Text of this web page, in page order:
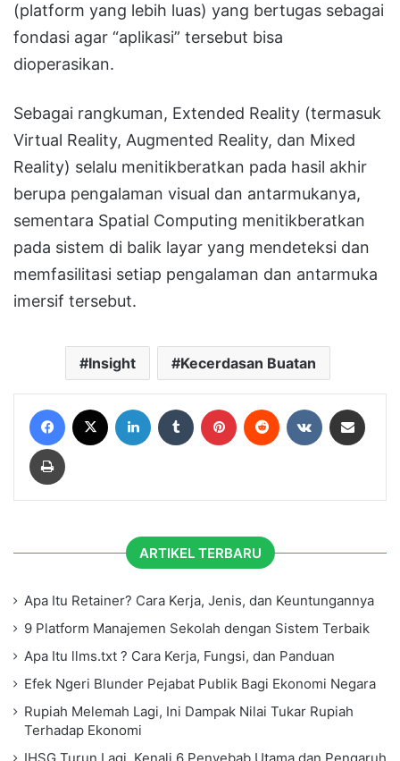
(platform yang lebih luas) yang bertugas sebagai
fondasi agar “aplikasi” tersebut bisa
dioperasikan.
Sebagai rangkuman, Extended Reality (termasuk
Virtual Reality, Augmented Reality, dan Mixed
Reality) selalu menitikberatkan pada hasil akhir
berupa pengalaman visual dan antarmukanya,
sementara Spatial Computing menitikberatkan
pada sistem di balik layar yang mendeteksi dan
memfasilitasi setiap pengalaman dan antarmuka
imersif tersebut.
Insight Kecerdasan Buatan
ARTIKEL TERBARU
Apa Itu Retainer? Cara Kerja, Jenis, dan Keuntungannya
9 Platform Manajemen Sekolah dengan Sistem Terbaik
Apa Itu llms.txt ? Cara Kerja, Fungsi, dan Panduan
Efek Ngeri Blunder Pejabat Publik Bagi Ekonomi Negara
Rupiah Melemah Lagi, Ini Dampak Nilai Tukar Rupiah
Terhadap Ekonomi